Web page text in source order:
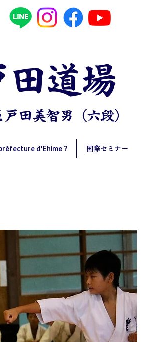
田美智男（六段）
田道場
d'Ehime ? 国際セミナー